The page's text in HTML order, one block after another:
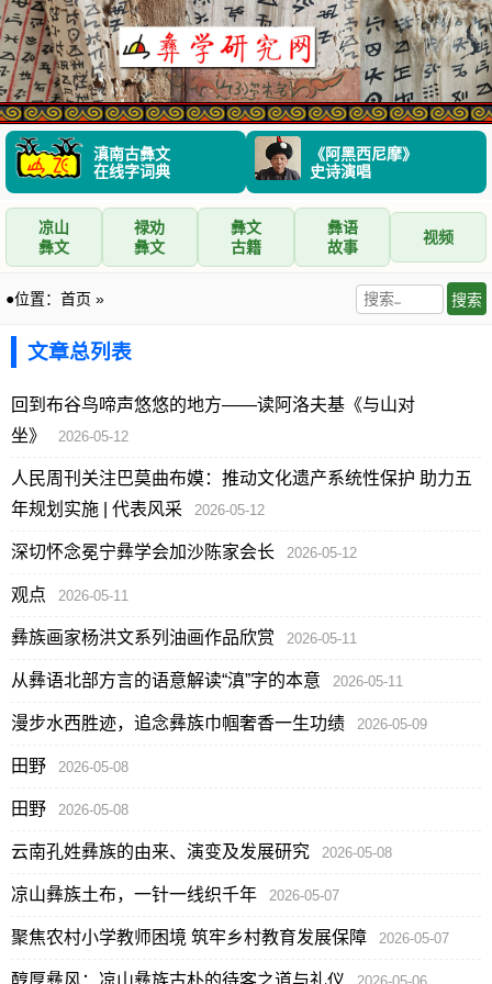
滇南古彝文
在线字词典
《阿黑西尼摩》
史诗演唱
凉山
彝文
禄劝
彝文
彝文
古籍
彝语
故事
视频
●位置： 首页 »
文章总列表
回到布谷鸟啼声悠悠的地方——读阿洛夫基《与山对
坐》
2026-05-12
人民周刊关注巴莫曲布嫫：推动文化遗产系统性保护 助力五
年规划实施 | 代表风采
2026-05-12
深切怀念冕宁彝学会加沙陈家会长 2026-05-12
观点 2026-05-11
彝族画家杨洪文系列油画作品欣赏 2026-05-11
从彝语北部方言的语意解读“滇”字的本意 2026-05-11
漫步水西胜迹，追念彝族巾帼奢香一生功绩 2026-05-09
田野 2026-05-08
田野 2026-05-08
云南孔姓彝族的由来、演变及发展研究 2026-05-08
凉山彝族土布，一针一线织千年 2026-05-07
聚焦农村小学教师困境 筑牢乡村教育发展保障 2026-05-07